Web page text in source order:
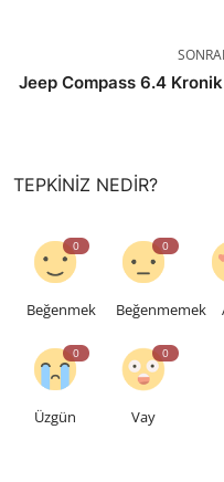
Jeep Compass 6.4 Kronik
TEPKINIZ NEDIR?
0
Beğenmek
0
Beğenmemek
0
Üzgün
0
Vay